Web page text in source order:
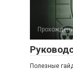
Полезные